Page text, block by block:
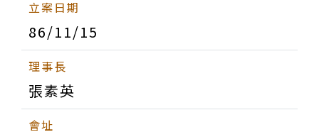
86/11/15
張素英